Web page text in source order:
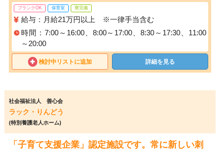
ブランクOK 保育室 寮完備
給与：月給21万円以上 ※一律手当含む
時間：7:00～16:00、8:00～17:00、8:30～17:30、11:00
～20:00
検討中リストに追加 詳細を見る
社会福祉法人 善心会
ラック・りんどう
(特別養護老人ホーム)
「子育て支援企業」認定施設です。常に新しい刺